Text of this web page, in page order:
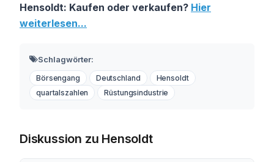
Hensoldt: Kaufen oder verkaufen? Hier
weiterlesen...
Schlagwörter:
Börsengang Deutschland
Hensoldt
quartalszahlen
Rüstungsindustrie
Diskussion zu Hensoldt